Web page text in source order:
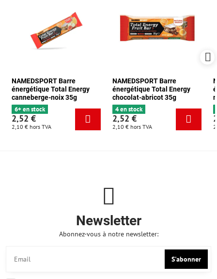
NAMEDSPORT Barre
énergétique Total Energy
canneberge-noix 35g
6+ en stock
2,52 €
2,10 € hors TVA
NAMEDSPORT Barre
énergétique Total Energy
chocolat-abricot 35g
4 en stock
2,52 €
2,10 € hors TVA
Newsletter
Abonnez-vous à notre newsletter:
S'abonner